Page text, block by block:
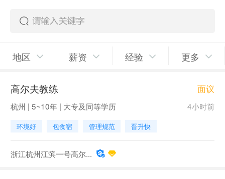
地区 薪资 经验 更多
高尔夫教练 面议
杭州 | 5~10年 | 大专及同等学历 4小时前
环境好 包食宿 管理规范 晋升快
浙江杭州江滨一号高尔...